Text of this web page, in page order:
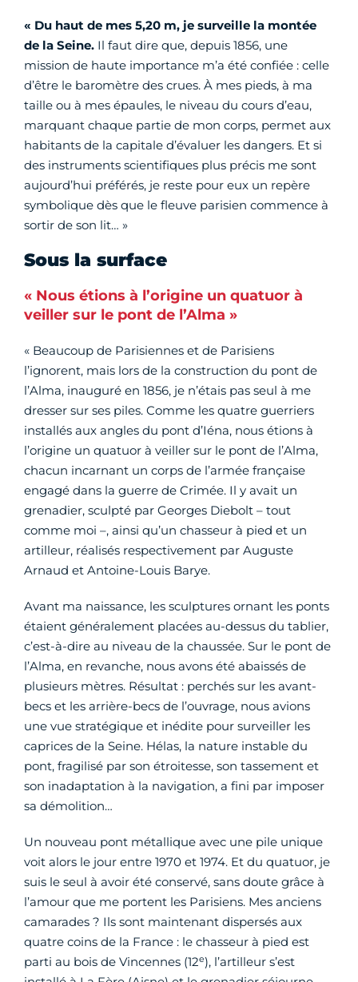
« Du haut de mes 5,20 m, je surveille la montée
de la Seine. Il faut dire que, depuis 1856, une
mission de haute importance m’a été confiée : celle
d’être le baromètre des crues. À mes pieds, à ma
taille ou à mes épaules, le niveau du cours d’eau,
marquant chaque partie de mon corps, permet aux
habitants de la capitale d’évaluer les dangers. Et si
des instruments scientifiques plus précis me sont
aujourd’hui préférés, je reste pour eux un repère
symbolique dès que le fleuve parisien commence à
sortir de son lit… »
Sous la surface
« Nous étions à l’origine un quatuor à
veiller sur le pont de l’Alma »
« Beaucoup de Parisiennes et de Parisiens
l’ignorent, mais lors de la construction du pont de
l’Alma, inauguré en 1856, je n’étais pas seul à me
dresser sur ses piles. Comme les quatre guerriers
installés aux angles du pont d’Iéna, nous étions à
l’origine un quatuor à veiller sur le pont de l’Alma,
chacun incarnant un corps de l’armée française
engagé dans la guerre de Crimée. Il y avait un
grenadier, sculpté par Georges Diebolt – tout
comme moi –, ainsi qu’un chasseur à pied et un
artilleur, réalisés respectivement par Auguste
Arnaud et Antoine-Louis Barye.
Avant ma naissance, les sculptures ornant les ponts
étaient généralement placées au-dessus du tablier,
c’est-à-dire au niveau de la chaussée. Sur le pont de
l’Alma, en revanche, nous avons été abaissés de
plusieurs mètres. Résultat : perchés sur les avant-
becs et les arrière-becs de l’ouvrage, nous avions
une vue stratégique et inédite pour surveiller les
caprices de la Seine. Hélas, la nature instable du
pont, fragilisé par son étroitesse, son tassement et
son inadaptation à la navigation, a fini par imposer
sa démolition…
Un nouveau pont métallique avec une pile unique
voit alors le jour entre 1970 et 1974. Et du quatuor, je
suis le seul à avoir été conservé, sans doute grâce à
l’amour que me portent les Parisiens. Mes anciens
camarades ? Ils sont maintenant dispersés aux
quatre coins de la France : le chasseur à pied est
parti au bois de Vincennes (12e), l’artilleur s’est